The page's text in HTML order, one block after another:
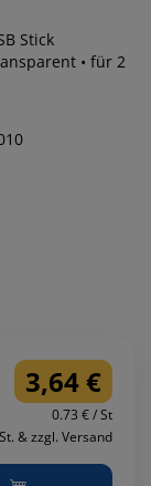
Stick
• für 2
3,64 €
0.73 € / St
& zzgl. Versand